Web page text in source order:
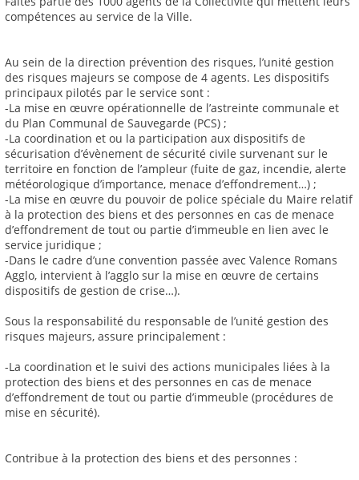
compétences au service de la Ville.
Au sein de la direction prévention des risques, l’unité gestion
des risques majeurs se compose de 4 agents. Les dispositifs
principaux pilotés par le service sont :
-La mise en œuvre opérationnelle de l’astreinte communale et
du Plan Communal de Sauvegarde (PCS) ;
-La coordination et ou la participation aux dispositifs de
sécurisation d’évènement de sécurité civile survenant sur le
territoire en fonction de l’ampleur (fuite de gaz, incendie, alerte
météorologique d’importance, menace d’effondrement…) ;
-La mise en œuvre du pouvoir de police spéciale du Maire relatif
à la protection des biens et des personnes en cas de menace
d’effondrement de tout ou partie d’immeuble en lien avec le
service juridique ;
-Dans le cadre d’une convention passée avec Valence Romans
Agglo, intervient à l’agglo sur la mise en œuvre de certains
dispositifs de gestion de crise…).
Sous la responsabilité du responsable de l’unité gestion des
risques majeurs, assure principalement :
-La coordination et le suivi des actions municipales liées à la
protection des biens et des personnes en cas de menace
d’effondrement de tout ou partie d’immeuble (procédures de
mise en sécurité).
Contribue à la protection des biens et des personnes :